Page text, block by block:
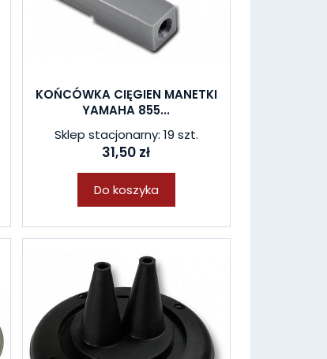
KOŃCÓWKA CIĘGIEN MANETKI
YAMAHA 855...
Sklep stacjonarny: 19 szt.
31,50 zł
Do koszyka